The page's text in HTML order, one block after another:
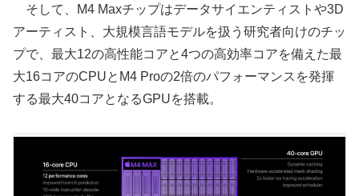
そして、M4 Maxチップはデータサイエンティストや3D
アーティスト、大規模言語モデルを扱う研究者向けのチッ
プで、最大12の高性能コアと4つの高効率コアを備えた最
大16コアのCPUとM4 Proの2倍のパフォーマンスを発揮
する最大40コアとなるGPUを搭載。